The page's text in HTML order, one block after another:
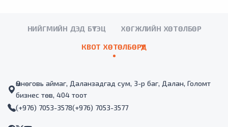
НИЙГМИЙН ДЭД БҮТЭЦ ХӨГЖЛИЙН ХӨТӨЛБӨР
КВОТ ХӨТӨЛБӨРҮҮД
Өмнөговь аймаг, Даланзадгад сум, 3-р баг, Далан, Голомт
бизнес төв, 404 тоот
(+976) 7053-3578(+976) 7053-3577